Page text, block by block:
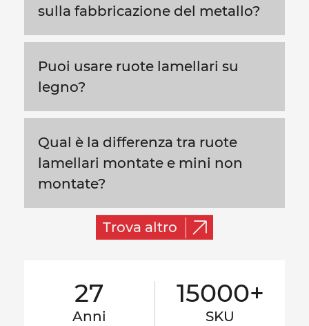
sulla fabbricazione del metallo?
Puoi usare ruote lamellari su
legno?
27
Anni
15000+
SKU
Qual è la differenza tra ruote
lamellari montate e mini non
montate?
Trova altro